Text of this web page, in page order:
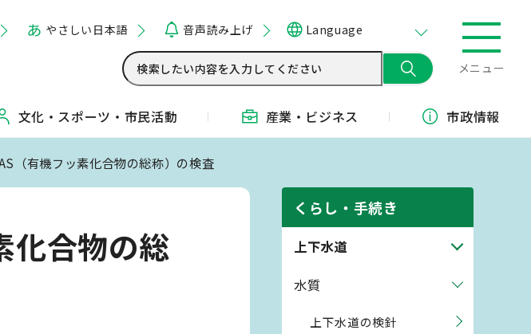
やさしい日本語 音声読み上げ Language
メニュー
文化・ スポーツ・ 市民活動 産業・ ビジネス 市政情報
（有機フッ素化合物の総称）の検査
化合物の総
くらし・手続き
上下水道
水質
上下水道の検針